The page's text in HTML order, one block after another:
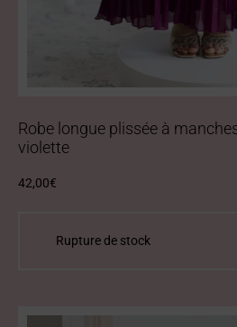
Robe longue plissée à
violette
42,00€